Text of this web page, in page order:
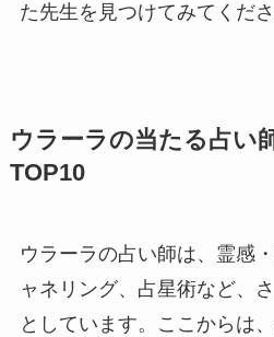
た先生を見つけてみてくださ
ウラーラの当たる占い
TOP10
ウラーラの占い師は、霊感
ャネリング、占星術など、
としています。ここからは